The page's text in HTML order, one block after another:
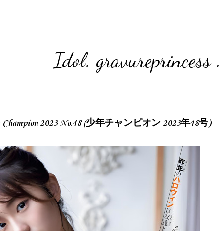
Idol. gravureprincess
2023 No.48 (少年チャンピオン 2023年48号)